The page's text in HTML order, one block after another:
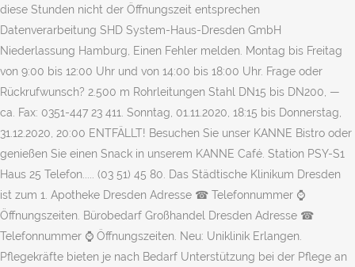
diese Stunden nicht der Öffnungszeit entsprechen
Datenverarbeitung SHD System-Haus-Dresden GmbH
Niederlassung Hamburg, Einen Fehler melden. Montag bis Freitag
von 9:00 bis 12:00 Uhr und von 14:00 bis 18:00 Uhr. Frage oder
Rückrufwunsch? 2.500 m Rohrleitungen Stahl DN15 bis DN200, —
ca. Fax: 0351-447 23 411. Sonntag, 01.11.2020, 18:15 bis Donnerstag,
31.12.2020, 20:00 ENTFÄLLT! Besuchen Sie unser KANNE Bistro oder
genießen Sie einen Snack in unserem KANNE Café. Station PSY-S1
Haus 25 Telefon..... (03 51) 45 80. Das Städtische Klinikum Dresden
ist zum 1. Apotheke Dresden Adresse ☎ Telefonnummer ⌚
Öffnungszeiten. Bürobedarf Großhandel Dresden Adresse ☎
Telefonnummer ⌚ Öffnungszeiten. Neu: Uniklinik Erlangen.
Pflegekräfte bieten je nach Bedarf Unterstützung bei der Pflege an